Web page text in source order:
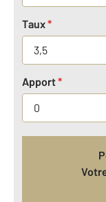
Taux*
Apport*